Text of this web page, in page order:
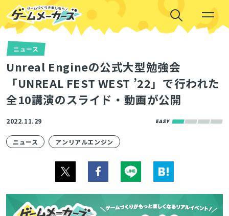
ニュース
Unreal Engineの公式大型勉強会
「UNREAL FEST WEST ’22」で行われた
全10講演のスライド・動画が公開
2022.11.29
ニュース アンリアルエンジン